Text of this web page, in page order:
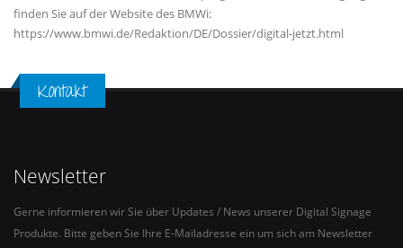
finden Sie auf der Website des BMWi:
https://www.bmwi.de/Redaktion/DE/Dossier/digital-jetzt.html
Kontakt
Newsletter
Gerne informieren wir Sie über Updates / News unserer Digital Signage
Produkte. Bitte geben Sie Ihre E-Mailadresse ein um sich am Newsletter